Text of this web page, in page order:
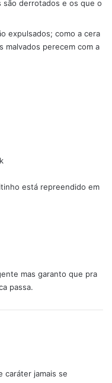
são derrotados e os que o
expulsados; como a cera
perecem com a
está repreendido em
mas garanto que pra
passa.
caráter jamais se